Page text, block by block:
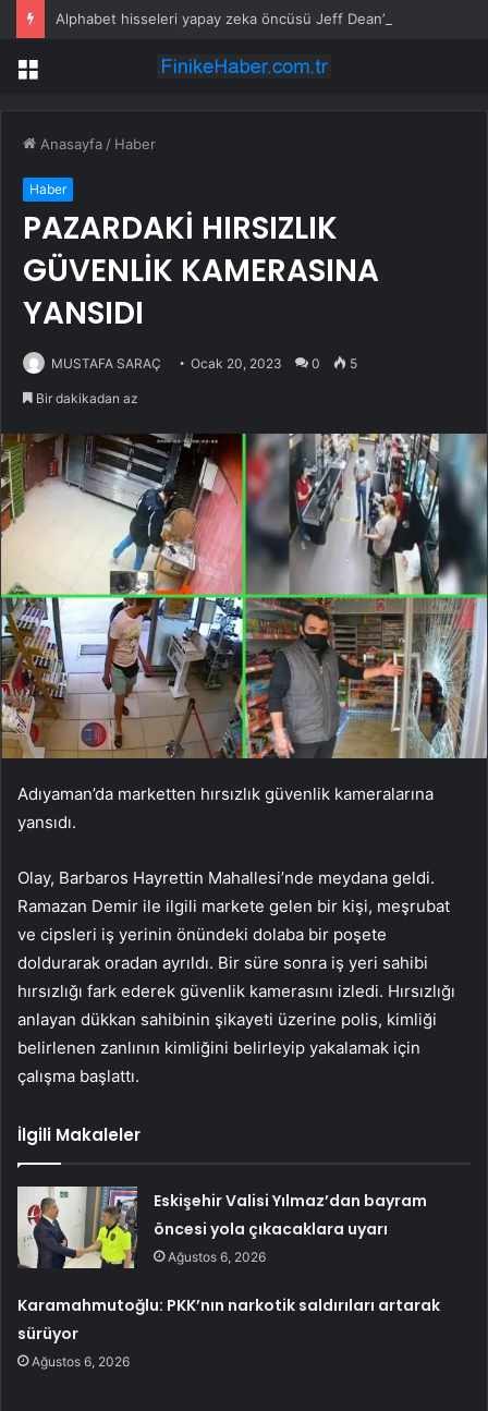
Menü
Anasayfa / Haber
Haber
PAZARDAKİ HIRSIZLIK
GÜVENLİK KAMERASINA
YANSIDI
MUSTAFA SARAÇ Ocak 20, 2023 0 5
Bir dakikadan az
Adıyaman’da marketten hırsızlık güvenlik kameralarına
yansıdı.
Olay, Barbaros Hayrettin Mahallesi’nde meydana geldi.
Ramazan Demir ile ilgili markete gelen bir kişi, meşrubat
ve cipsleri iş yerinin önündeki dolaba bir poşete
doldurarak oradan ayrıldı. Bir süre sonra iş yeri sahibi
hırsızlığı fark ederek güvenlik kamerasını izledi. Hırsızlığı
anlayan dükkan sahibinin şikayeti üzerine polis, kimliği
belirlenen zanlının kimliğini belirleyip yakalamak için
çalışma başlattı.
İlgili Makaleler
Eskişehir Valisi Yılmaz’dan bayram
öncesi yola çıkacaklara uyarı
Ağustos 6, 2026
Karamahmutoğlu: PKK’nın narkotik saldırıları artarak
sürüyor
Ağustos 6, 2026